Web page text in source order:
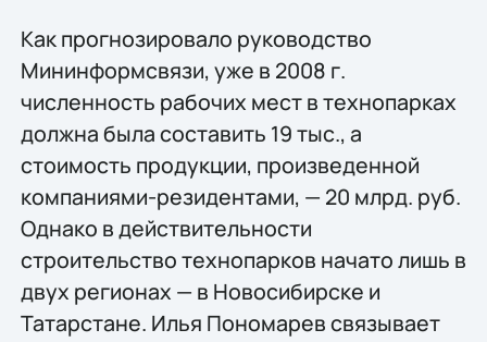
Как прогнозировало руководство
Мининформсвязи, уже в 2008 г.
численность рабочих мест в технопарках
должна была составить 19 тыс., а
стоимость продукции, произведенной
компаниями-резидентами, — 20 млрд. руб.
Однако в действительности
строительство технопарков начато лишь в
двух регионах — в Новосибирске и
Татарстане. Илья Пономарев связывает